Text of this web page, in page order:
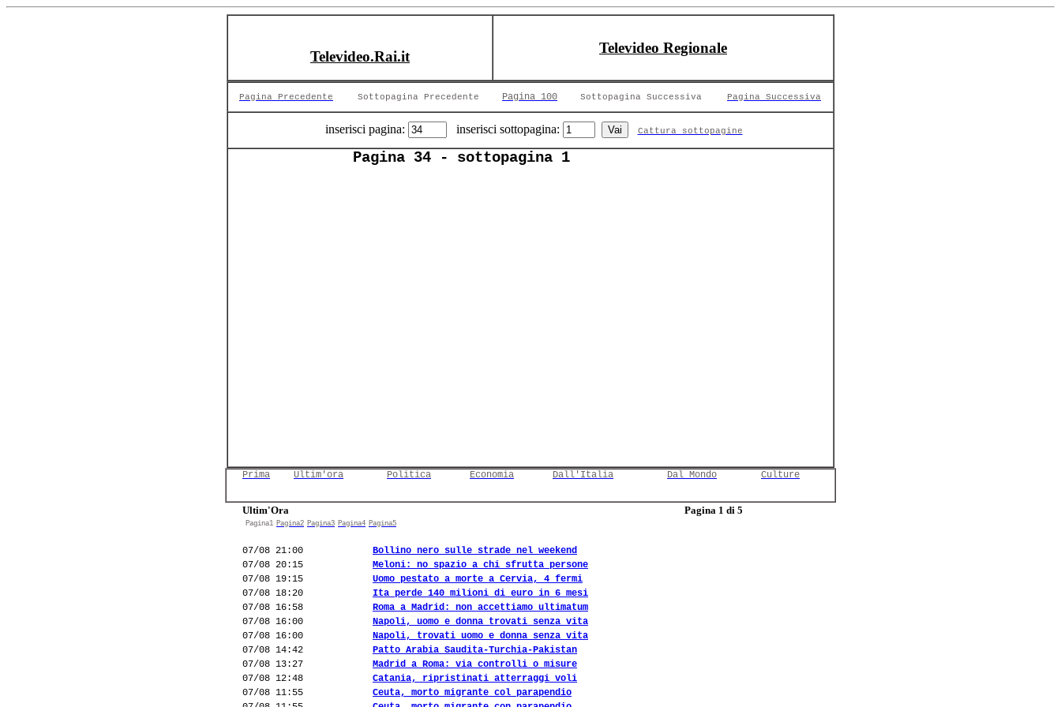
Televideo.Rai.it
Televideo Regionale
Pagina Precedente Sottopagina Precedente Pagina 100 Sottopagina Successiva Pagina Successiva
inserisci pagina: inserisci sottopagina: Cattura sottopagine
Pagina 34 - sottopagina 1
Prima Ultim'ora Politica Economia Dall'Italia Dal Mondo Culture
Ultim'Ora Pagina 1 di 5
Pagina1 Pagina2 Pagina3 Pagina4 Pagina5
07/08 21:00
Bollino nero sulle strade nel weekend
07/08 20:15
Meloni: no spazio a chi sfrutta persone
07/08 19:15
Uomo pestato a morte a Cervia, 4 fermi
07/08 18:20
Ita perde 140 milioni di euro in 6 mesi
07/08 16:58
Roma a Madrid: non accettiamo ultimatum
07/08 16:00
Napoli, uomo e donna trovati senza vita
07/08 16:00
Napoli, trovati uomo e donna senza vita
07/08 14:42
Patto Arabia Saudita-Turchia-Pakistan
07/08 13:27
Madrid a Roma: via controlli o misure
07/08 12:48
Catania, ripristinati atterraggi voli
07/08 11:55
Ceuta, morto migrante col parapendio